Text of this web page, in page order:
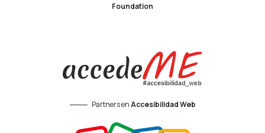
Foundation
Partners enAccesibilidad Web